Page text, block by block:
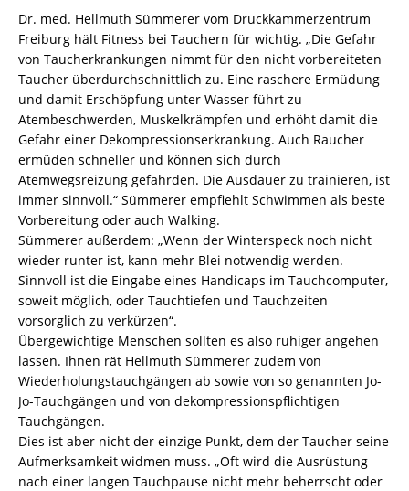
Dr. med. Hellmuth Sümmerer vom Druckkammerzentrum
Freiburg hält Fitness bei Tauchern für wichtig. „Die Gefahr
von Taucherkrankungen nimmt für den nicht vorbereiteten
Taucher überdurchschnittlich zu. Eine raschere Ermüdung
und damit Erschöpfung unter Wasser führt zu
Atembeschwerden, Muskelkrämpfen und erhöht damit die
Gefahr einer Dekompressionserkrankung. Auch Raucher
ermüden schneller und können sich durch
Atemwegsreizung gefährden. Die Ausdauer zu trainieren, ist
immer sinnvoll.“ Sümmerer empfiehlt Schwimmen als beste
Vorbereitung oder auch Walking.
Sümmerer außerdem: „Wenn der Winterspeck noch nicht
wieder runter ist, kann mehr Blei notwendig werden.
Sinnvoll ist die Eingabe eines Handicaps im Tauchcomputer,
soweit möglich, oder Tauchtiefen und Tauchzeiten
vorsorglich zu verkürzen“.
Übergewichtige Menschen sollten es also ruhiger angehen
lassen. Ihnen rät Hellmuth Sümmerer zudem von
Wiederholungstauchgängen ab sowie von so genannten Jo-
Jo-Tauchgängen und von dekompressionspflichtigen
Tauchgängen.
Dies ist aber nicht der einzige Punkt, dem der Taucher seine
Aufmerksamkeit widmen muss. „Oft wird die Ausrüstung
nach einer langen Tauchpause nicht mehr beherrscht oder